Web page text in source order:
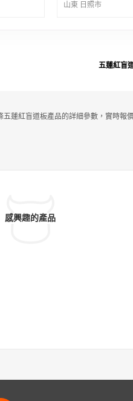
山東 日照市
五蓮紅盲
五蓮紅盲道板產品的詳細參數，實時報
感興趣的產品